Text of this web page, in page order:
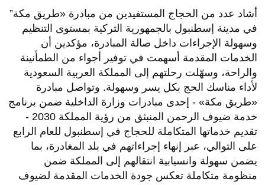
أشاد عدد من الحجاج المستفيدين من مبادرة «طريق مكة”
في مدينة إسطنبول بالجمهورية التركية بمستوى التنظيم
وسهولة الإجراءات داخل صالة المبادرة، مؤكدين أن
الخدمات المقدمة أسهمت في توفير أجواء من الطمأنينة
والراحة، وسهّلت رحلتهم إلى المملكة العربية السعودية
لأداء مناسك الحج بكل يسر وسهولة. وتواصل مبادرة
«طريق مكة» - إحدى مبادرات وزارة الداخلية ضمن برنامج
خدمة ضيوف الرحمن المنبثق من رؤية المملكة 2030 -
تقديم خدماتها المتكاملة للحجاج في إسطنبول للعام الرابع
على التوالي، عبر إنهاء إجراءاتهم في بلد المغادرة، بما
يضمن سهولة وانسيابية انتقالهم إلى المملكة ضمن
منظومة متكاملة تعكس جودة الخدمات المقدمة لضيوف